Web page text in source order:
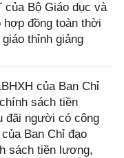
của Bộ Giáo dục và
đồng toàn thời
thỉnh giảng
của Ban Chỉ
sách tiền
đãi người có công
Ban Chỉ đạo
sách tiền lương,